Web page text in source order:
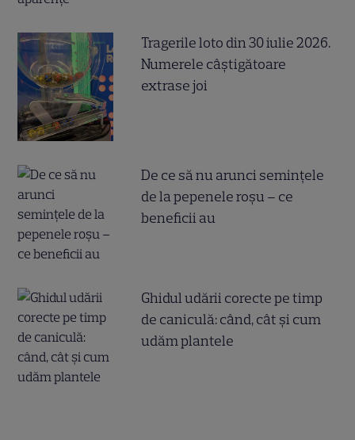
Tragerile loto din 30 iulie 2026.
Numerele câştigătoare
extrase joi
De ce să nu arunci semințele
de la pepenele roșu – ce
beneficii au
Ghidul udării corecte pe timp
de caniculă: când, cât şi cum
udăm plantele